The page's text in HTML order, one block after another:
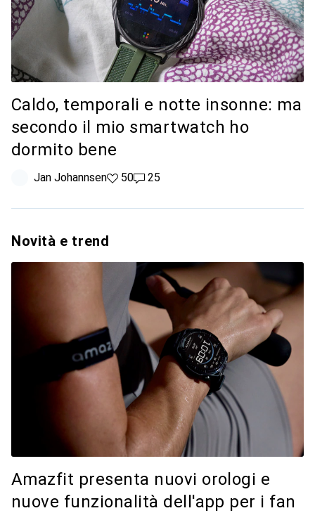
Caldo, temporali e notte insonne: ma
secondo il mio smartwatch ho
dormito bene
Jan Johannsen50 like
5025 commenti
25
Novità e trend
Amazfit presenta nuovi orologi e
nuove funzionalità dell'app per i fan